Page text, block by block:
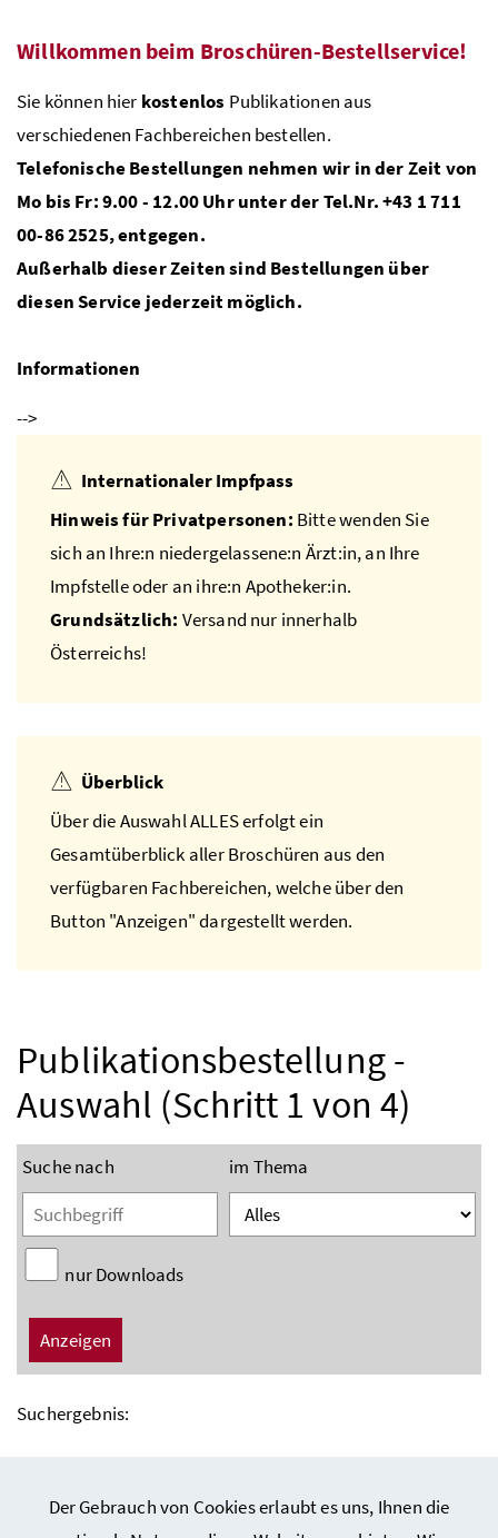
Der Gebrauch von Cookies erlaubt es uns, Ihnen die
Willkommen beim Broschüren-Bestellservice!
Sie können hier kostenlos Publikationen aus
verschiedenen Fachbereichen bestellen.
Telefonische Bestellungen nehmen wir in der Zeit von
Mo bis Fr: 9.00 - 12.00 Uhr unter der Tel.Nr. +43 1 711
00-86 2525, entgegen.
Außerhalb dieser Zeiten sind Bestellungen über
diesen Service jederzeit möglich.
Informationen
-->
Internationaler Impfpass
Hinweis für Privatpersonen: Bitte wenden Sie
sich an Ihre:n niedergelassene:n Ärzt:in, an Ihre
Impfstelle oder an ihre:n Apotheker:in.
Grundsätzlich: Versand nur innerhalb
Österreichs!
Überblick
Über die Auswahl ALLES erfolgt ein
Gesamtüberblick aller Broschüren aus den
verfügbaren Fachbereichen, welche über den
Button "Anzeigen" dargestellt werden.
Publikationsbestellung -
Auswahl (Schritt 1 von 4)
Suche nach im Thema
nur Downloads
Suchergebnis:
Auswahl löschen